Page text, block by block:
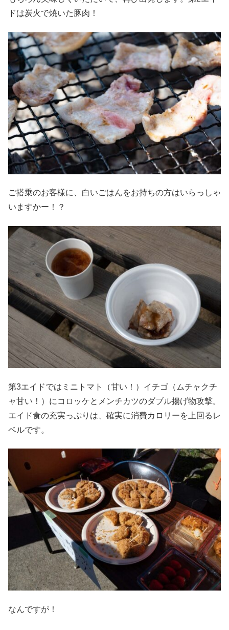
ドは炭火で焼いた豚肉！
ご搭乗のお客様に、白いごはんをお持ちの方はいらっしゃ
いますかー！？
第3エイドではミニトマト（甘い！）イチゴ（ムチャクチ
ャ甘い！）にコロッケとメンチカツのダブル揚げ物攻撃。
エイド食の充実っぷりは、確実に消費カロリーを上回るレ
ベルです。
なんですが！